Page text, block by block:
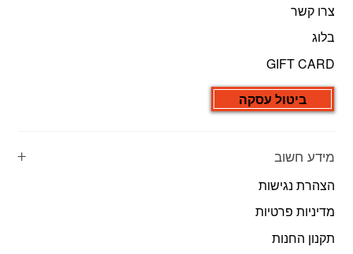
צרו קשר
בלוג
GIFT CARD
ביטול עסקה
מידע חשוב
הצהרת נגישות
מדיניות פרטיות
תקנון החנות